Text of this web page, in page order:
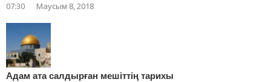
07:30 Маусым 8, 2018
Адам ата салдырған мешіттің тарихы